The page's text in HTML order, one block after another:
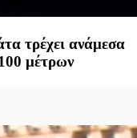
τρέχει ανάμεσα
μέτρων